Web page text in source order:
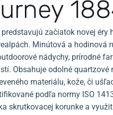
začiatok novej
Minútová a hodinová
nádychy, prírodné
Obsahuje odolné
materiálu, kože, či
podľa normy ISO
skrutkovacej korunke a